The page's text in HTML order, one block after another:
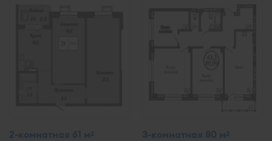
2-комнатная 61 м2 3-комнатная 80 м2